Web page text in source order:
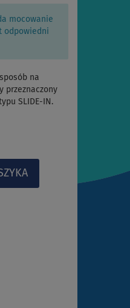
mocowanie
odpowiedni
na
przeznaczony
SLIDE-IN.